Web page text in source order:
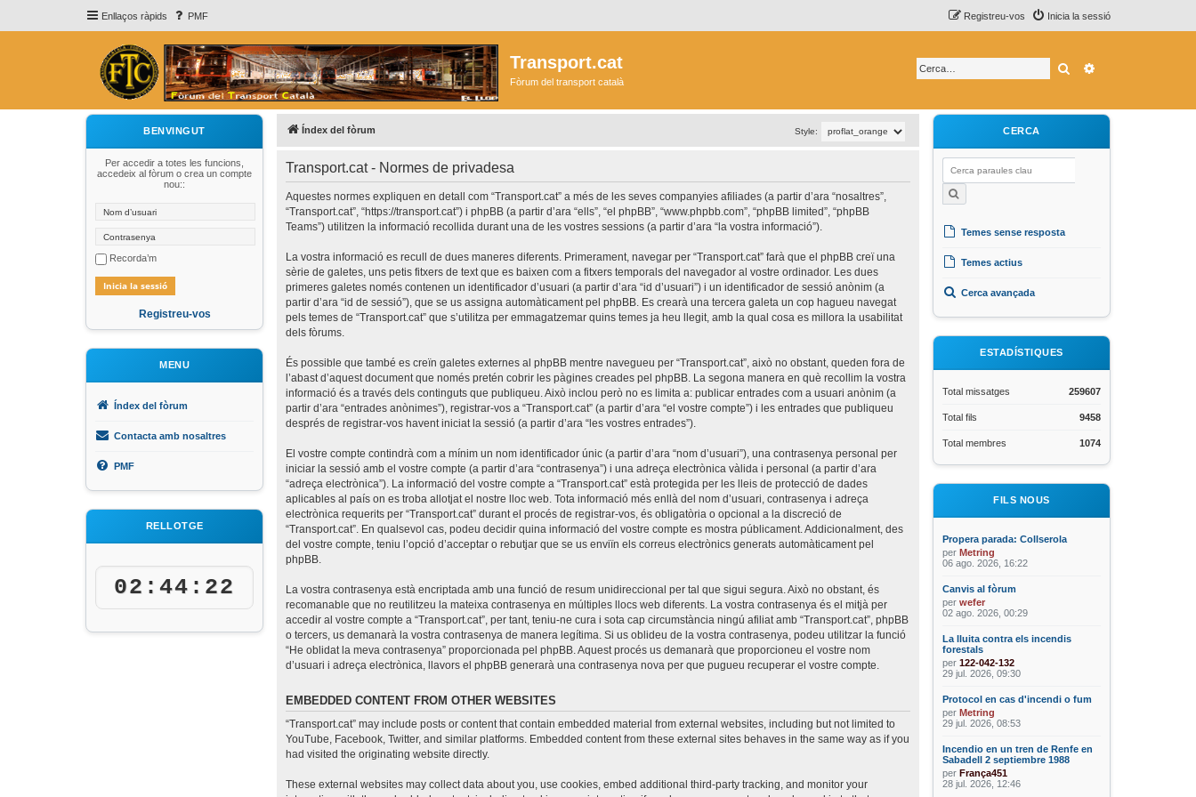
Enllaços ràpids PMF Inicia la sessió
Registreu-vos
Transport.cat
Fòrum del transport català
Cerca
BENVINGUT
Per accedir a totes les funcions,
accedeix al fòrum o crea un compte
nou::
Recorda’m
Registreu-vos
MENU
Índex del fòrum
Contacta amb nosaltres
PMF
RELLOTGE
02:44:22
Índex del fòrum Style:
Transport.cat - Normes de privadesa
Aquestes normes expliquen en detall com “Transport.cat” a més de les seves companyies afiliades (a partir d’ara “nosaltres”,
“Transport.cat”, “https://transport.cat”) i phpBB (a partir d’ara “ells”, “el phpBB”, “www.phpbb.com”, “phpBB limited”, “phpBB
Teams”) utilitzen la informació recollida durant una de les vostres sessions (a partir d’ara “la vostra informació”).
La vostra informació es recull de dues maneres diferents. Primerament, navegar per “Transport.cat” farà que el phpBB creï una
sèrie de galetes, uns petis fitxers de text que es baixen com a fitxers temporals del navegador al vostre ordinador. Les dues
primeres galetes només contenen un identificador d’usuari (a partir d’ara “id d’usuari”) i un identificador de sessió anònim (a
partir d’ara “id de sessió”), que se us assigna automàticament pel phpBB. Es crearà una tercera galeta un cop hagueu navegat
pels temes de “Transport.cat” que s’utilitza per emmagatzemar quins temes ja heu llegit, amb la qual cosa es millora la usabilitat
dels fòrums.
És possible que també es creïn galetes externes al phpBB mentre navegueu per “Transport.cat”, això no obstant, queden fora de
l’abast d’aquest document que només pretén cobrir les pàgines creades pel phpBB. La segona manera en què recollim la vostra
informació és a través dels continguts que publiqueu. Això inclou però no es limita a: publicar entrades com a usuari anònim (a
partir d’ara “entrades anònimes”), registrar-vos a “Transport.cat” (a partir d’ara “el vostre compte”) i les entrades que publiqueu
després de registrar-vos havent iniciat la sessió (a partir d’ara “les vostres entrades”).
El vostre compte contindrà com a mínim un nom identificador únic (a partir d’ara “nom d’usuari”), una contrasenya personal per
iniciar la sessió amb el vostre compte (a partir d’ara “contrasenya”) i una adreça electrònica vàlida i personal (a partir d’ara
“adreça electrònica”). La informació del vostre compte a “Transport.cat” està protegida per les lleis de protecció de dades
aplicables al país on es troba allotjat el nostre lloc web. Tota informació més enllà del nom d’usuari, contrasenya i adreça
electrònica requerits per “Transport.cat” durant el procés de registrar-vos, és obligatòria o opcional a la discreció de
“Transport.cat”. En qualsevol cas, podeu decidir quina informació del vostre compte es mostra públicament. Addicionalment, des
del vostre compte, teniu l’opció d’acceptar o rebutjar que se us enviïn els correus electrònics generats automàticament pel
phpBB.
La vostra contrasenya està encriptada amb una funció de resum unidireccional per tal que sigui segura. Això no obstant, és
recomanable que no reutilitzeu la mateixa contrasenya en múltiples llocs web diferents. La vostra contrasenya és el mitjà per
accedir al vostre compte a “Transport.cat”, per tant, teniu-ne cura i sota cap circumstància ningú afiliat amb “Transport.cat”, phpBB
o tercers, us demanarà la vostra contrasenya de manera legítima. Si us oblideu de la vostra contrasenya, podeu utilitzar la funció
“He oblidat la meva contrasenya” proporcionada pel phpBB. Aquest procés us demanarà que proporcioneu el vostre nom
d’usuari i adreça electrònica, llavors el phpBB generarà una contrasenya nova per que pugueu recuperar el vostre compte.
EMBEDDED CONTENT FROM OTHER WEBSITES
“Transport.cat” may include posts or content that contain embedded material from external websites, including but not limited to
YouTube, Facebook, Twitter, and similar platforms. Embedded content from these external sites behaves in the same way as if you
had visited the originating website directly.
These external websites may collect data about you, use cookies, embed additional third-party tracking, and monitor your
CERCA
Temes sense resposta
Temes actius
Cerca avançada
ESTADÍSTIQUES
Total missatges 259607
Total fils 9458
Total membres 1074
FILS NOUS
Propera parada: Collserola
per Metring
06 ago. 2026, 16:22
Canvis al fòrum
per wefer
02 ago. 2026, 00:29
La lluita contra els incendis
forestals
per 122-042-132
29 jul. 2026, 09:30
Protocol en cas d'incendi o fum
per Metring
29 jul. 2026, 08:53
Incendio en un tren de Renfe en
Sabadell 2 septiembre 1988
per França451
28 jul. 2026, 12:46